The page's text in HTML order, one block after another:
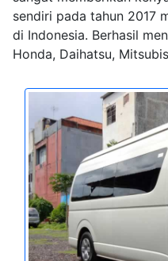
sendiri pada tahun 2017
di Indonesia. Berhasil
Honda, Daihatsu,